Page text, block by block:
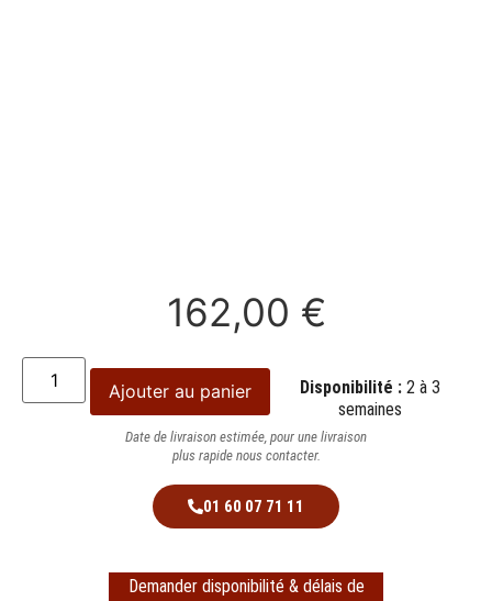
162,00 €
Ajouter au panier Disponibilité : 2 à 3
semaines
Date de livraison estimée, pour une livraison
plus rapide nous contacter.
01 60 07 71 11
Demander disponibilité & délais de